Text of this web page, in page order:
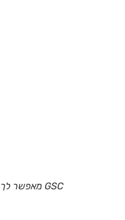
GSC מאפשר לך יצירת שאילתה לפי עמוד ובזריזות